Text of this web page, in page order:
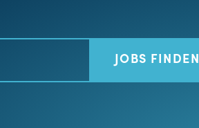
JOBS FINDEN